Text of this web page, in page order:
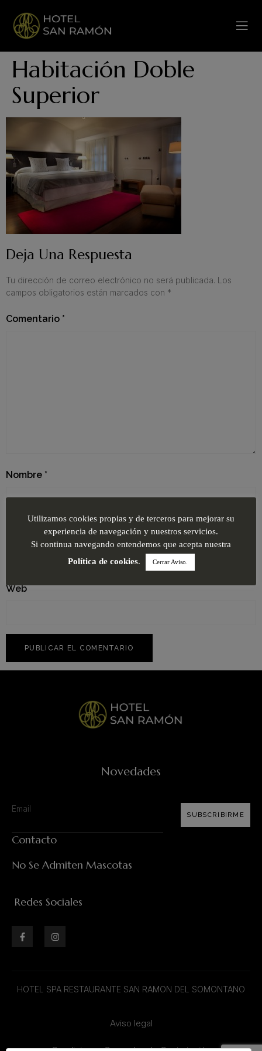
Habitación Doble
Superior
Deja Una Respuesta
Tu dirección de correo electrónico no será publicada. Los
campos obligatorios están marcados con *
Comentario *
Nombre *
Correo electrónico*
Web
Novedades
SUBSCRIBIRME
Contacto
No Se Admiten Mascotas
Redes Sociales
HOTEL SPA RESTAURANTE SAN RAMON DEL SOMONTANO
Aviso legal
Utilizamos cookies propias y de terceros para mejorar su
experiencia de navegación y nuestros servicios.
Si continua navegando entendemos que acepta nuestra
Política de cookies. Cerrar Aviso.